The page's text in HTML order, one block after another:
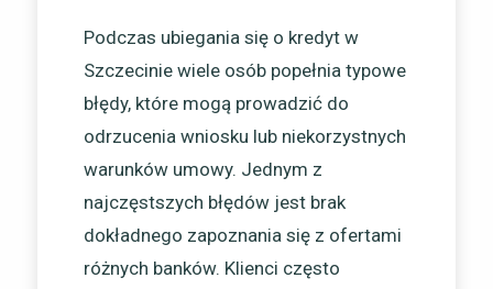
Podczas ubiegania się o kredyt w
Szczecinie wiele osób popełnia typowe
błędy, które mogą prowadzić do
odrzucenia wniosku lub niekorzystnych
warunków umowy. Jednym z
najczęstszych błędów jest brak
dokładnego zapoznania się z ofertami
różnych banków. Klienci często